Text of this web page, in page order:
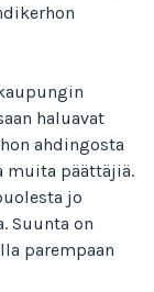
haluavat
ahdingosta
muita päättäjiä.
jo
Suunta on
parempaan